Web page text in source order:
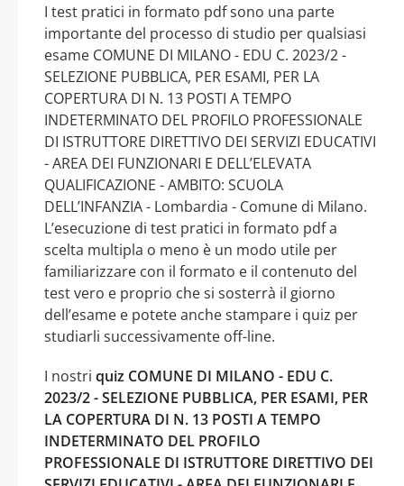
I test pratici in formato pdf sono una parte
importante del processo di studio per qualsiasi
esame COMUNE DI MILANO - EDU C. 2023/2 -
SELEZIONE PUBBLICA, PER ESAMI, PER LA
COPERTURA DI N. 13 POSTI A TEMPO
INDETERMINATO DEL PROFILO PROFESSIONALE
DI ISTRUTTORE DIRETTIVO DEI SERVIZI EDUCATIVI
- AREA DEI FUNZIONARI E DELL’ELEVATA
QUALIFICAZIONE - AMBITO: SCUOLA
DELL’INFANZIA - Lombardia - Comune di Milano.
L’esecuzione di test pratici in formato pdf a
scelta multipla o meno è un modo utile per
familiarizzare con il formato e il contenuto del
test vero e proprio che si sosterrà il giorno
dell’esame e potete anche stampare i quiz per
studiarli successivamente off-line.
I nostri quiz COMUNE DI MILANO - EDU C.
2023/2 - SELEZIONE PUBBLICA, PER ESAMI, PER
LA COPERTURA DI N. 13 POSTI A TEMPO
INDETERMINATO DEL PROFILO
PROFESSIONALE DI ISTRUTTORE DIRETTIVO DEI